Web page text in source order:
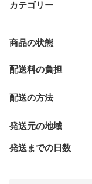
カテゴリー
商品の状態
配送料の負担
配送の方法
発送元の地域
発送までの日数